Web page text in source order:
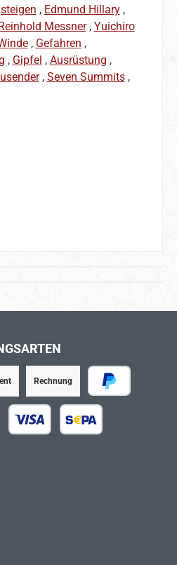
, Edmund Hillary,
Reinhold Messner, Yuichiro
, Gefahren ,
, Gipfel , Ausrüstung ,
, Seven Summits,
PayPal
Rechnung